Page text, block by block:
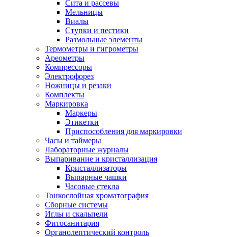
Сита и рассевы
Мельницы
Виалы
Ступки и пестики
Размольные элементы
Термометры и гигрометры
Ареометры
Компрессоры
Электрофорез
Ножницы и резаки
Комплекты
Маркировка
Маркеры
Этикетки
Приспособления для маркировки
Часы и таймеры
Лабораторные журналы
Выпаривание и кристаллизация
Кристаллизаторы
Выпарные чашки
Часовые стекла
Тонкослойная хроматография
Сборные системы
Иглы и скальпели
Фитосанитария
Органолептический контроль